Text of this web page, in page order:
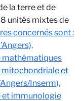
la terre et de
unités mixtes de
concernés sont :
mathématiques
mitochondriale et
Inserm),
et immunologie